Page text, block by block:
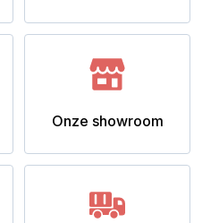
Onze showroom